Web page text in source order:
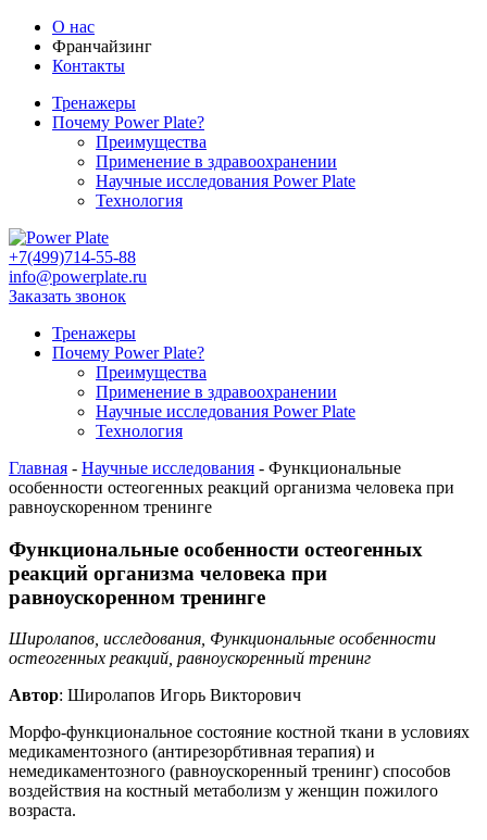
О нас
Франчайзинг
Контакты
Тренажеры
Почему Power Plate?
Преимущества
Применение в здравоохранении
Научные исследования Power Plate
Технология
+7(499)714-55-88
info@powerplate.ru
Заказать звонок
Тренажеры
Почему Power Plate?
Преимущества
Применение в здравоохранении
Научные исследования Power Plate
Технология
Главная - Научные исследования - Функциональные
особенности остеогенных реакций организма человека при
равноускоренном тренинге
Функциональные особенности остеогенных
реакций организма человека при
равноускоренном тренинге
Широлапов, исследования, Функциональные особенности
остеогенных реакций, равноускоренный тренинг
Автор: Широлапов Игорь Викторович
Морфо-функциональное состояние костной ткани в условиях
медикаментозного (антирезорбтивная терапия) и
немедикаментозного (равноускоренный тренинг) способов
воздействия на костный метаболизм у женщин пожилого
возраста.